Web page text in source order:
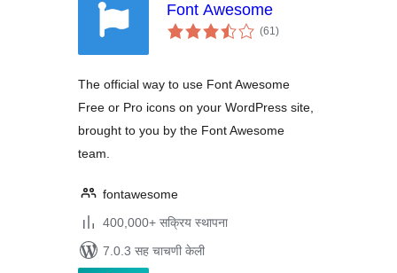
Font Awesome
(61एकूण
मूल्यांकन
)
The official way to use Font Awesome
Free or Pro icons on your WordPress site,
brought to you by the Font Awesome
team.
fontawesome
400,000+ सक्रिय स्थापना
7.0.3 सह चाचणी केली